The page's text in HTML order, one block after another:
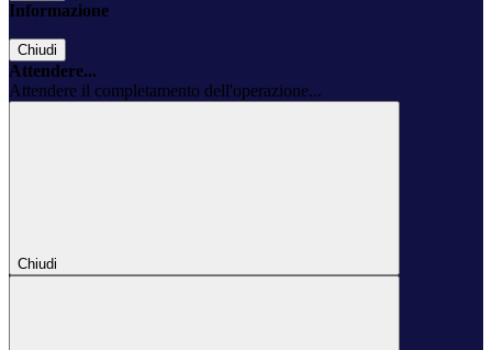
Informazione
Chiudi
Attendere...
Attendere il completamento dell'operazione...
Chiudi